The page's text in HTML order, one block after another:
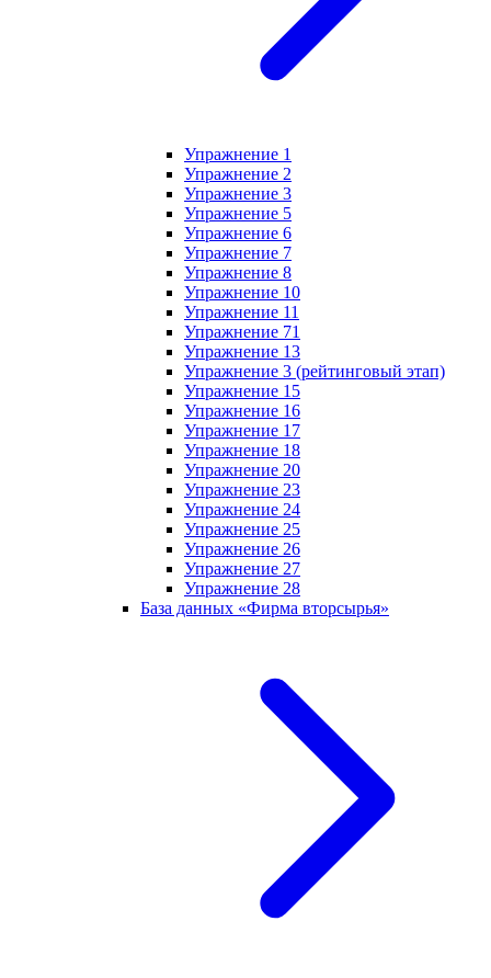
Упражнение 1
Упражнение 2
Упражнение 3
Упражнение 5
Упражнение 6
Упражнение 7
Упражнение 8
Упражнение 10
Упражнение 11
Упражнение 71
Упражнение 13
Упражнение 3 (рейтинговый этап)
Упражнение 15
Упражнение 16
Упражнение 17
Упражнение 18
Упражнение 20
Упражнение 23
Упражнение 24
Упражнение 25
Упражнение 26
Упражнение 27
Упражнение 28
База данных «Фирма вторсырья»